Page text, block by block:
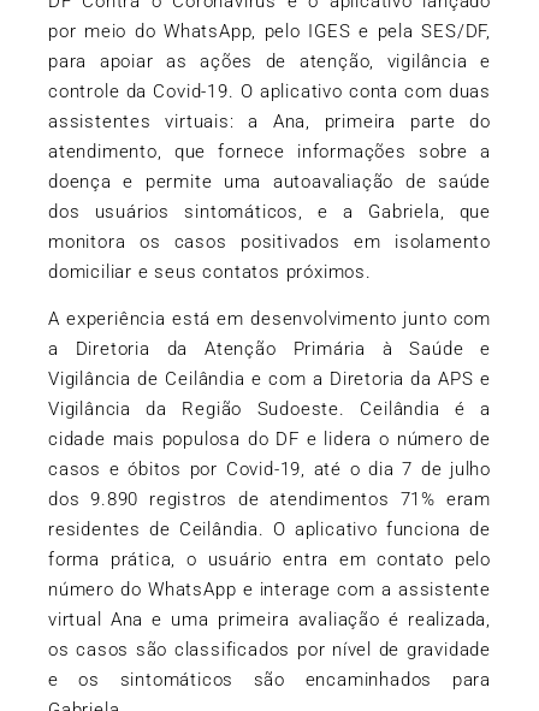
por meio do WhatsApp, pelo IGES e pela SES/DF,
para apoiar as ações de atenção, vigilância e
controle da Covid-19. O aplicativo conta com duas
assistentes virtuais: a Ana, primeira parte do
atendimento, que fornece informações sobre a
doença e permite uma autoavaliação de saúde
dos usuários sintomáticos, e a Gabriela, que
monitora os casos positivados em isolamento
domiciliar e seus contatos próximos.
A experiência está em desenvolvimento junto com
a Diretoria da Atenção Primária à Saúde e
Vigilância de Ceilândia e com a Diretoria da APS e
Vigilância da Região Sudoeste. Ceilândia é a
cidade mais populosa do DF e lidera o número de
casos e óbitos por Covid-19, até o dia 7 de julho
dos 9.890 registros de atendimentos 71% eram
residentes de Ceilândia. O aplicativo funciona de
forma prática, o usuário entra em contato pelo
número do WhatsApp e interage com a assistente
virtual Ana e uma primeira avaliação é realizada,
os casos são classificados por nível de gravidade
e os sintomáticos são encaminhados para